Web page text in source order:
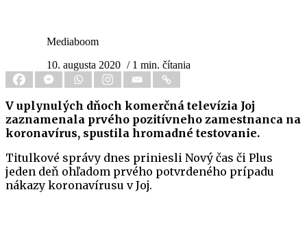
Mediaboom
10. augusta 2020 / 1 min. čítania
V uplynulých dňoch komerčná televízia Joj
zaznamenala prvého pozitívneho zamestnanca na
koronavírus, spustila hromadné testovanie.
Titulkové správy dnes priniesli Nový čas či Plus
jeden deň ohľadom prvého potvrdeného prípadu
nákazy koronavírusu v Joj.